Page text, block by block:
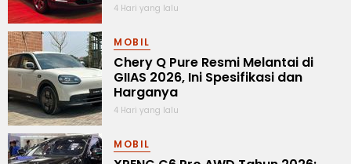
4 Hari yang lalu
MOBIL
Chery Q Pure Resmi Melantai di
GIIAS 2026, Ini Spesifikasi dan
Harganya
4 Hari yang lalu
MOBIL